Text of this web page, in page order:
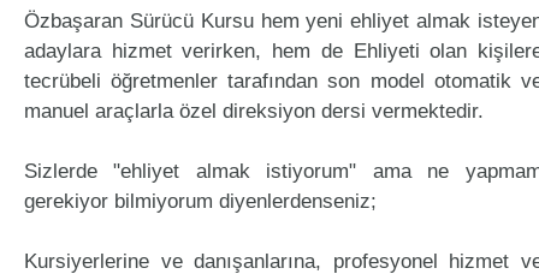
Özbaşaran Sürücü Kursu hem yeni ehliyet almak
adaylara hizmet verirken, hem de Ehliyeti olan
tecrübeli öğretmenler tarafından son model otomatik
manuel araçlarla özel direksiyon dersi vermektedir.
Sizlerde "ehliyet almak istiyorum" ama ne
gerekiyor bilmiyorum diyenlerdenseniz;
Kursiyerlerine ve danışanlarına, profesyonel hizmet